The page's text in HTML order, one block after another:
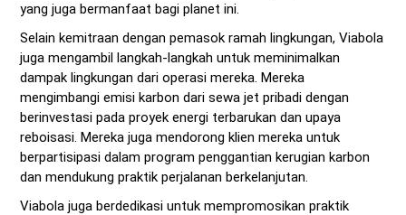
yang juga bermanfaat bagi planet ini.
Selain kemitraan dengan pemasok ramah lingkungan, Viabola
juga mengambil langkah-langkah untuk meminimalkan
dampak lingkungan dari operasi mereka. Mereka
mengimbangi emisi karbon dari sewa jet pribadi dengan
berinvestasi pada proyek energi terbarukan dan upaya
reboisasi. Mereka juga mendorong klien mereka untuk
berpartisipasi dalam program penggantian kerugian karbon
dan mendukung praktik perjalanan berkelanjutan.
Viabola juga berdedikasi untuk mempromosikan praktik